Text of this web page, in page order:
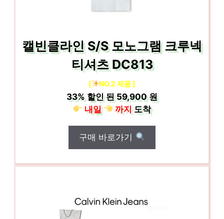
캘빈클라인 S/S 모노그램 크루넥
티셔츠 DC813
[ NO.2 제품 ]
33% 할인 된59,900 원
내일
까지도착
구매 바로가기